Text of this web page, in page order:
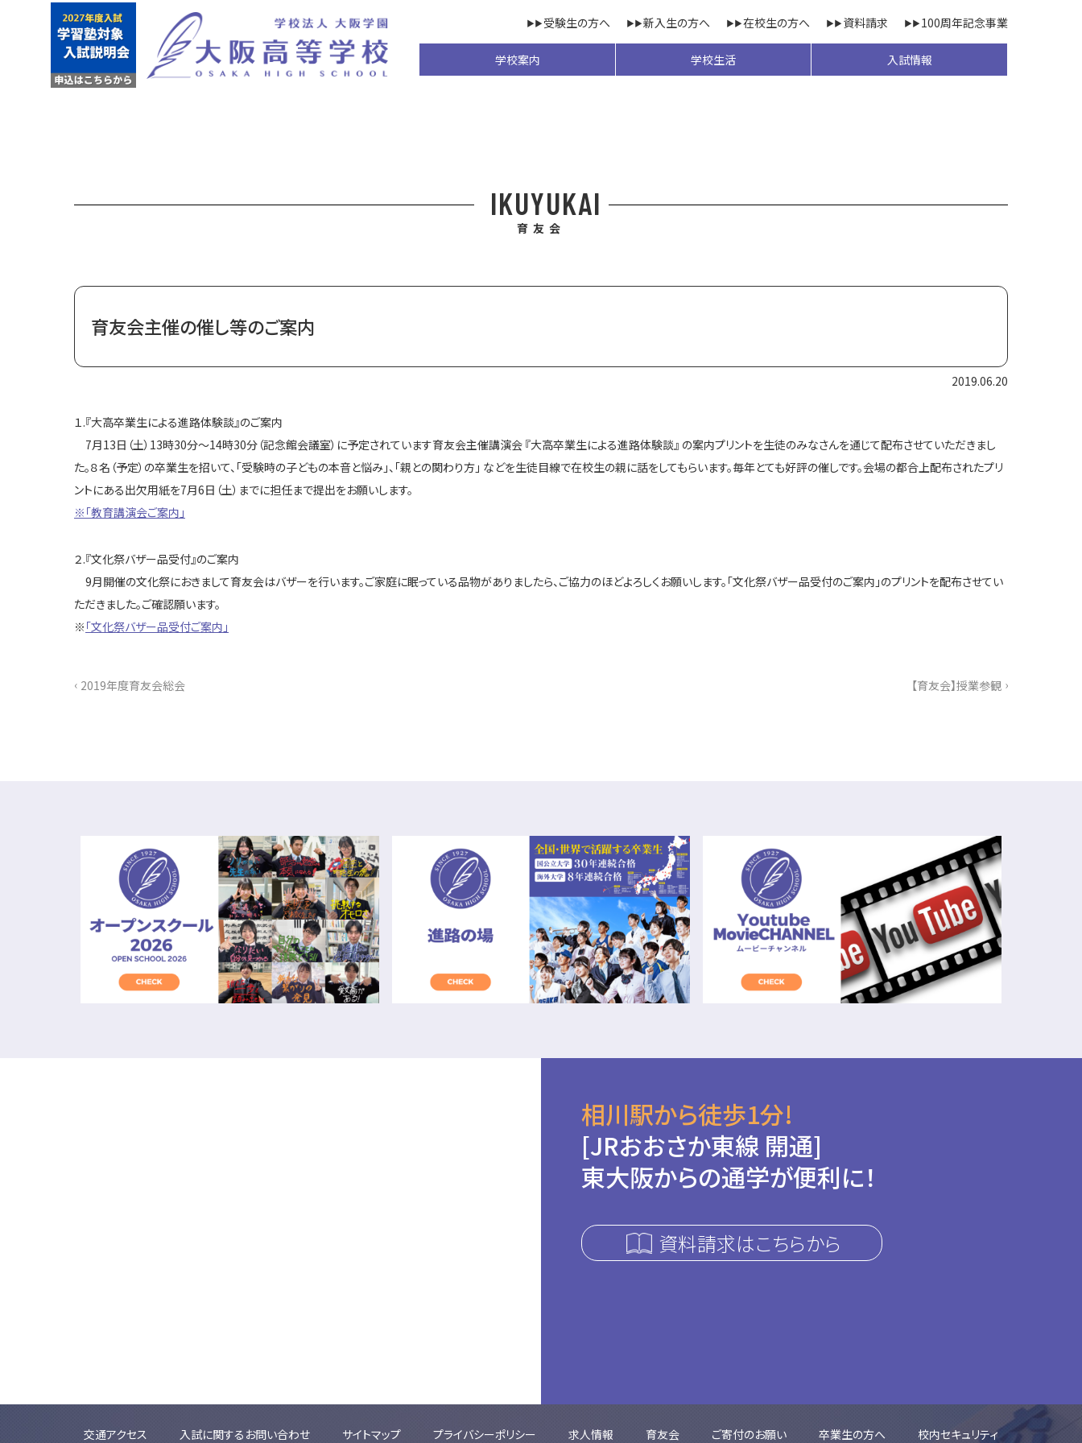
受験生の方へ 新入生の方へ 在校生の方へ 資料請求 100周年記念事業
学校案内 学校生活 入試情報
IKUYUKAI
育友会
育友会主催の催し等のご案内
2019.06.20
１.『大高卒業生による進路体験談』のご案内
7月13日（土）13時30分～14時30分（記念館会議室）に予定されています育友会主催講演会 『大高卒業生による進路体験談』 の案内プリントを生徒のみなさんを通じて配布させていただきまし
た。８名（予定）の卒業生を招いて、「受験時の子どもの本音と悩み」、「親との関わり方」 などを生徒目線で在校生の親に話をしてもらいます。毎年とても好評の催しです。会場の都合上配布されたプリ
ントにある出欠用紙を7月6日（土）までに担任まで提出をお願いします。
※「教育講演会ご案内」
２.『文化祭バザー品受付』のご案内
9月開催の文化祭におきまして育友会はバザーを行います。ご家庭に眠っている品物がありましたら、ご協力のほどよろしくお願いします。「文化祭バザー品受付のご案内」のプリントを配布させてい
ただきました。ご確認願います。
※ 「文化祭バザー品受付ご案内」
‹ 2019年度育友会総会 【育友会】授業参観 ›
相川駅から徒歩1分!
[JRおおさか東線 開通]
東大阪からの通学が便利に！
資料請求はこちらから
交通アクセス 入試に関するお問い合わせ サイトマップ プライバシーポリシー 求人情報 育友会 ご寄付のお願い 卒業生の方へ 校内セキュリティ